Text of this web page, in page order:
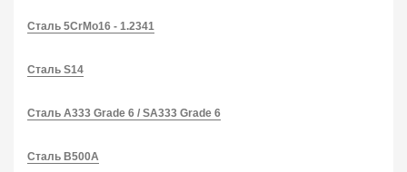
Сталь 5CrMo16 - 1.2341
Сталь S14
Сталь A333 Grade 6 / SA333 Grade 6
Сталь B500A